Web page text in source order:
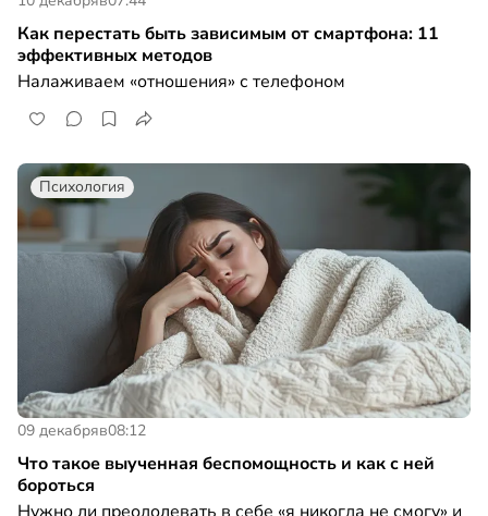
Как перестать быть зависимым от смартфона: 11
эффективных методов
Налаживаем «отношения» с телефоном
Психология
09 декабряв08:12
Что такое выученная беспомощность и как с ней
бороться